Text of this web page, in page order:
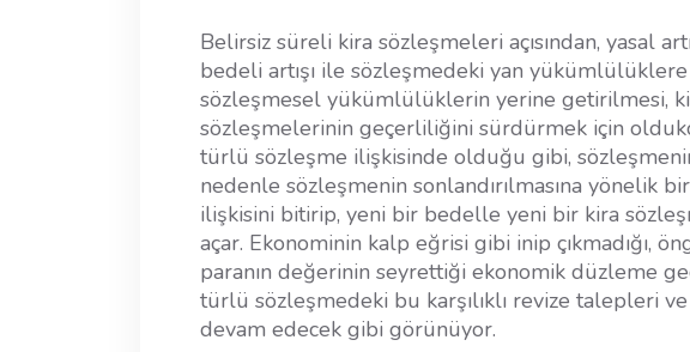
Belirsiz süreli kira sözleşmeleri açısından, yasal
bedeli artışı ile sözleşmedeki yan
sözleşmesel yükümlülüklerin yerine getirilmesi,
sözleşmelerinin geçerliliğini sürdürmek için
türlü sözleşme ilişkisinde olduğu gibi,
nedenle sözleşmenin sonlandırılmasına yönelik
ilişkisini bitirip, yeni bir bedelle yeni bir kira
açar. Ekonominin kalp eğrisi gibi inip çıkmadığı,
paranın değerinin seyrettiği ekonomik düzleme
türlü sözleşmedeki bu karşılıklı revize talepleri ve
devam edecek gibi görünüyor.